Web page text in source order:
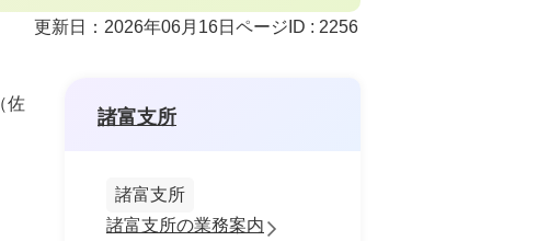
更新日：2026年06月16日 ページID : 2256
佐
諸富支所
諸富支所
諸富支所の業務案内